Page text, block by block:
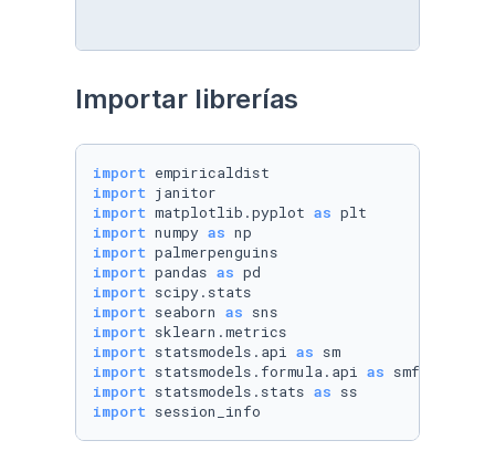
Importar librerías
import
import
import matplotlib.pyplot as
import numpy as
import
import pandas as
import
import seaborn as
import
import statsmodels.api as
import statsmodels.formula.api as
import statsmodels.stats as
import session_info